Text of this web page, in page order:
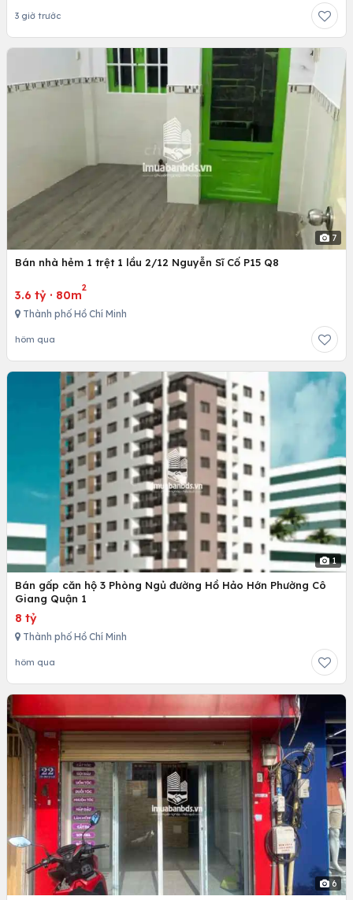
3 giờ trước
7
Bán nhà hẻm 1 trệt 1 lầu 2/12 Nguyễn Sĩ Cố P15 Q8
3.6 tỷ · 80m
2
Thành phố Hồ Chí Minh
hôm qua
1
Bán gấp căn hộ 3 Phòng Ngủ đường Hồ Hảo Hớn Phường Cô
Giang Quận 1
8 tỷ
Thành phố Hồ Chí Minh
hôm qua
6